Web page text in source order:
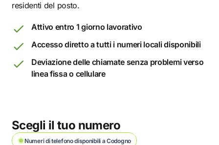
residenti del posto.
Attivo entro 1 giorno lavorativo
Accesso diretto a tutti i numeri locali disponibili
Deviazione delle chiamate senza problemi verso
linea fissa o cellulare
Scegli il tuo numero
Numeri di telefono disponibili a Codogno